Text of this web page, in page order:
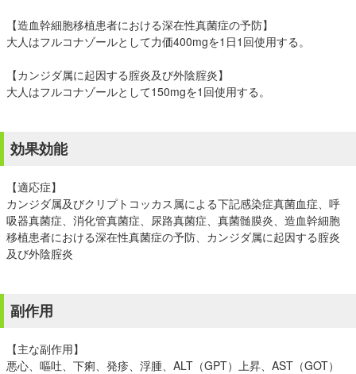
【造血幹細胞移植患者における深在性真菌症の予防】
大人はフルコナゾールとして力価400mgを1日1回使用する。
【カンジダ属に起因する腟炎及び外陰腟炎】
大人はフルコナゾールとして150mgを1回使用する。
効果効能
【適応症】
カンジダ属及びクリプトコッカス属による下記感染症真菌血症、呼
吸器真菌症、消化管真菌症、尿路真菌症、真菌髄膜炎、造血幹細胞
移植患者における深在性真菌症の予防、カンジダ属に起因する腟炎
及び外陰腟炎
副作用
【主な副作用】
悪心、嘔吐、下痢、発疹、浮腫、ALT（GPT）上昇、AST（GOT）